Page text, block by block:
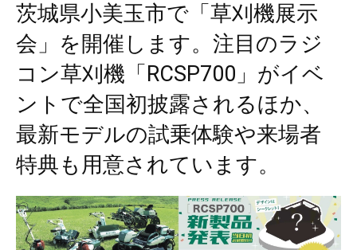
茨城県小美玉市で「草刈機展示
会」を開催します。注目のラジ
コン草刈機「RCSP700」がイベ
ントで全国初披露されるほか、
最新モデルの試乗体験や来場者
特典も用意されています。